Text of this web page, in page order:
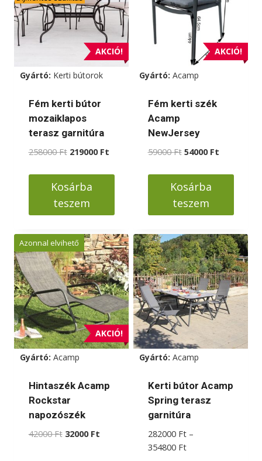
variációja
van.
A
változatok
termékoldalon
választhatók
ki
AKCIÓ!
Gyártó: Kerti bútorok
Fém kerti bútor
mozaiklapos
terasz garnitúra
258000Ft Original
was:
258000 Ft.
219000 FtCurrent
is:
Kosárba
teszem
AKCIÓ!
Gyártó: Acamp
Fém kerti szék
Acamp
NewJersey
59000Ft Original
was:
59000 Ft.
54000 FtCurrent
is:
Kosárba
teszem
AKCIÓ!
Azonnal elvihető
Gyártó: Acamp
Hintaszék Acamp
Rockstar
napozószék
42000Ft Original
32000 FtCurrent
Gyártó: Acamp
Kerti bútor Acamp
Spring terasz
garnitúra
282000 Ft –
354800 FtÁrtartomány: